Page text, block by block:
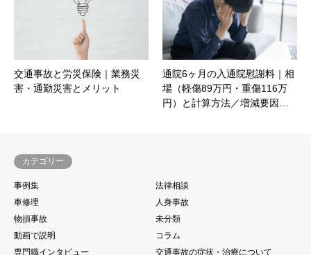
交通事故と労災保険｜業務災
害・通勤災害とメリット
通院6ヶ月の入通院慰謝料｜相
場（軽傷89万円・重傷116万
円）と計算方法／増減要因…
カテゴリー
事例集
法律相談
車修理
人身事故
物損事故
未分類
動画で説明
コラム
専門職インタビュー
交通事故の症状・治療について